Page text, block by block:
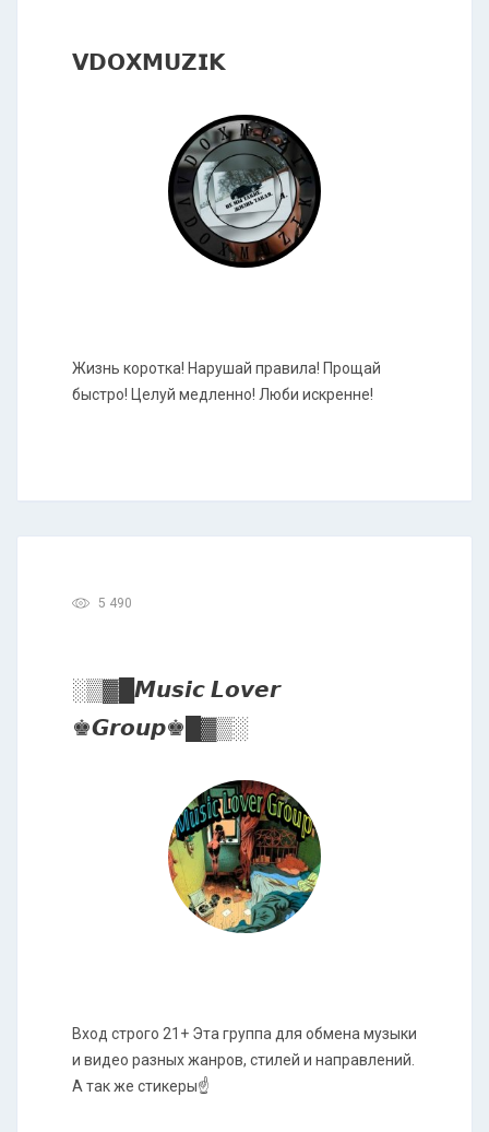
𝗩𝗗𝗢𝗫𝗠𝗨𝗭𝗜𝗞
Жизнь коротка! Нарушай правила! Прощай
быстро! Целуй медленно! Люби искренне!
5 490
░▒▓█𝙈𝙪𝙨𝙞𝙘 𝙇𝙤𝙫𝙚𝙧
♚𝙂𝙧𝙤𝙪𝙥♚█▓▒░
Вход строго 21+ Эта группа для обмена музыки
и видео разных жанров, стилей и направлений.
А так же стикеры☝